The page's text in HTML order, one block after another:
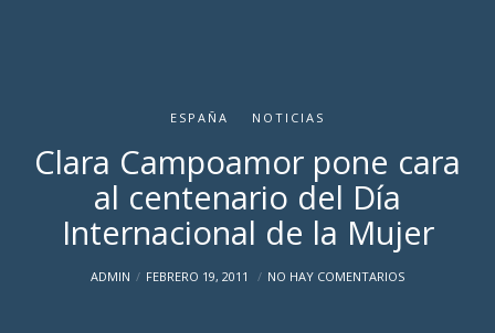
ESPAÑA NOTICIAS
Clara Campoamor pone cara
al centenario del Día
Internacional de la Mujer
ADMIN FEBRERO 19, 2011 NO HAY COMENTARIOS